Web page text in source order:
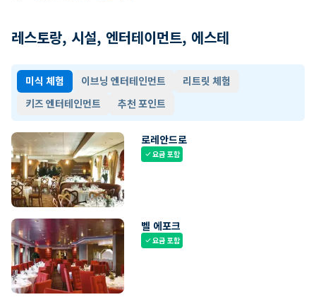
레스토랑, 시설, 엔터테이먼트, 에스테
미식 체험 이브닝 엔터테인먼트
리트릿 체험
키즈 엔터테인먼트
추천 포인트
로레안드로
check요금 포함
벨 에포크
check요금 포함